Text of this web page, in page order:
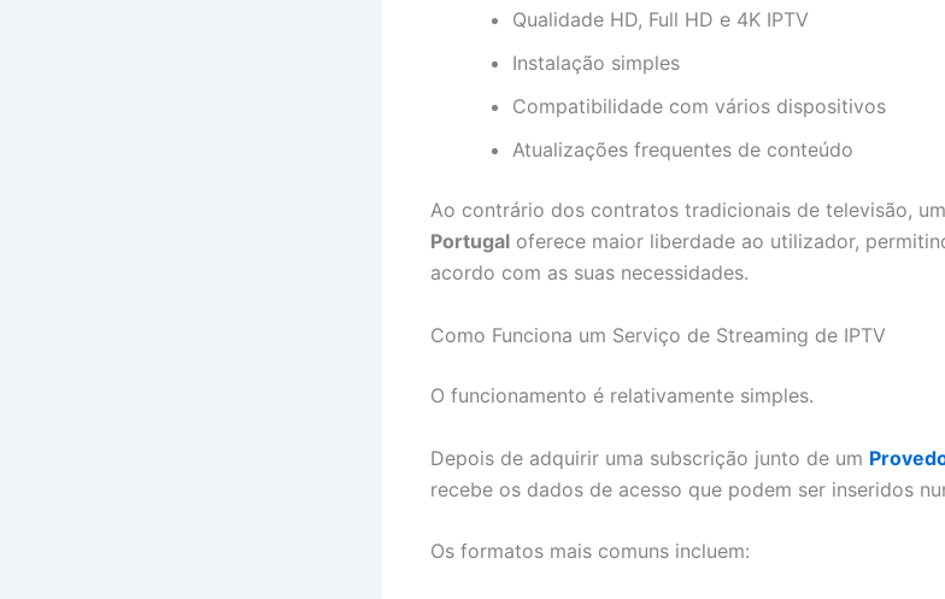
Qualidade HD, Full HD e 4K IPTV
Instalação simples
Compatibilidade com vários dispositivos
Atualizações frequentes de conteúdo
Ao contrário dos contratos tradicionais de televisão,
Portugal oferece maior liberdade ao utilizador,
acordo com as suas necessidades.
Como Funciona um Serviço de Streaming de IPTV
O funcionamento é relativamente simples.
Depois de adquirir uma subscrição junto de um
recebe os dados de acesso que podem ser inseridos
Os formatos mais comuns incluem: